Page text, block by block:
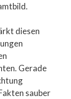
diesen
Gerade
sauber